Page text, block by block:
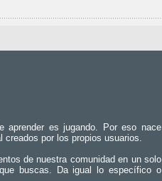
aprender es jugando. Por eso nace
creados por los propios usuarios.
de nuestra comunidad en un solo
buscas. Da igual lo específico o